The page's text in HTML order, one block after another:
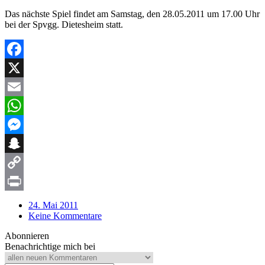
Das nächste Spiel findet am Samstag, den 28.05.2011 um 17.00 Uhr
bei der Spvgg. Dietesheim statt.
Facebook
X
Email
WhatsApp
Messenger
Snapchat
Copy
24. Mai 2011
Keine Kommentare
Abonnieren
Benachrichtige mich bei